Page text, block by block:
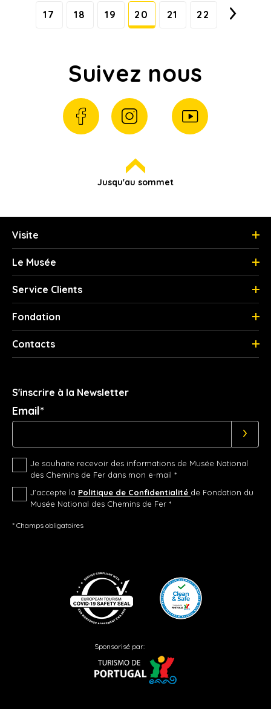
17 18 19 20 21 22
Suivez nous
Jusqu'au sommet
Visite
Le Musée
Service Clients
Fondation
Contacts
S'inscrire à la Newsletter
Email*
Je souhaite recevoir des informations de Musée National
des Chemins de Fer dans mon e-mail *
J'accepte la Politique de Confidentialité de Fondation du
Musée National des Chemins de Fer *
* Champs obligatoires
Sponsorisé par: